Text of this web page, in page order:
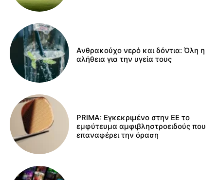
Ανθρακούχο νερό και δόντια: Όλη η
αλήθεια για την υγεία τους
PRIMA: Εγκεκριμένο στην ΕΕ το
εμφύτευμα αμφιβληστροειδούς που
επαναφέρει την όραση